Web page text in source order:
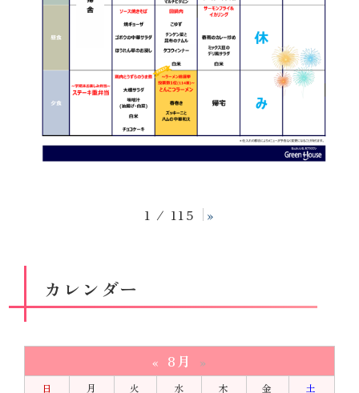
1 / 115 »
カレンダー
« 8月 »
日 月 火 水 木 金 土